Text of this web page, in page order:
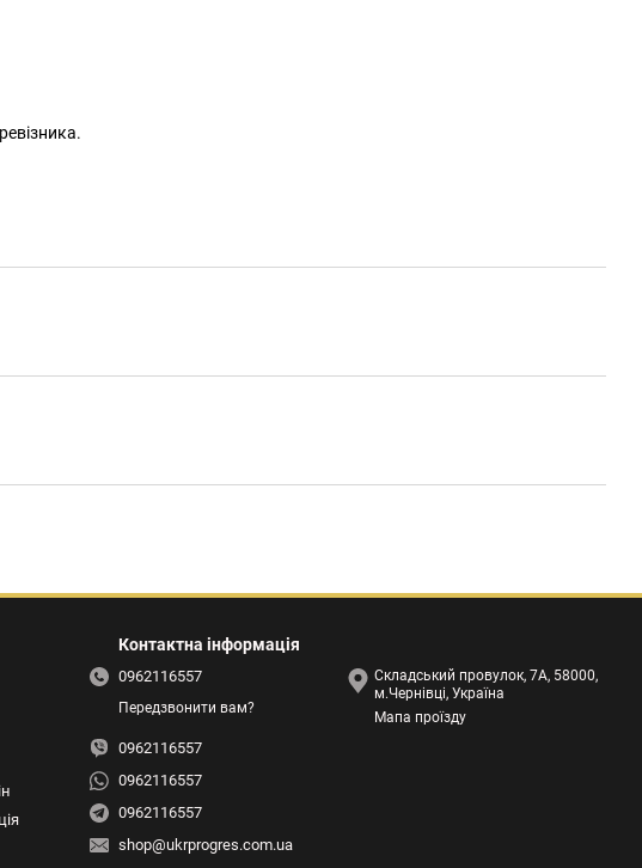
Контактна інформація
0962116557
Передзвонити вам?
0962116557
0962116557
0962116557
shop@ukrprogres.com.ua
Складський провулок, 7А, 58000,
м.Чернівці, Україна
Мапа проїзду